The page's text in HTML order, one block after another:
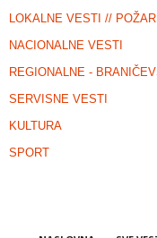
LOKALNE VESTI //
NACIONALNE VESTI
REGIONALNE -
SERVISNE VESTI
KULTURA
SPORT